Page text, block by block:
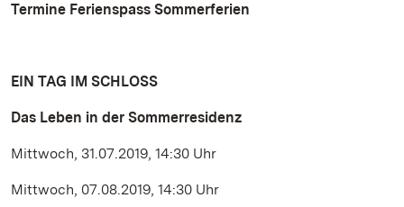
Termine Ferienspass Sommerferien
EIN TAG IM SCHLOSS
Das Leben in der Sommerresidenz
Mittwoch, 31.07.2019, 14:30 Uhr
Mittwoch, 07.08.2019, 14:30 Uhr